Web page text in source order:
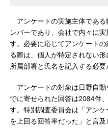
アンケートの実施主体である
ンバーであり、会社で内々に
す。必要に応じてアンケート
る際は、個人が特定されない形
所属部署と氏名を記入する必要
アンケートの対象は日野自動
でに寄せられた回答は2084件
す。特別調査委員会は「アン
を上回る回答率だった」と言